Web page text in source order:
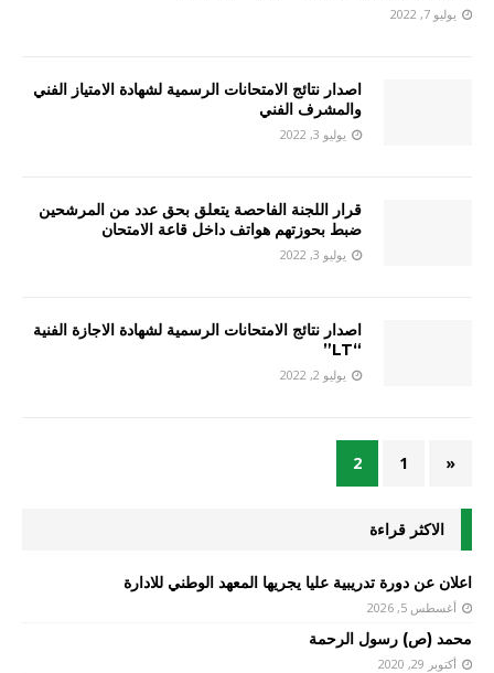
يوليو 7, 2022
اصدار نتائج الامتحانات الرسمية لشهادة الامتياز الفني
والمشرف الفني
يوليو 3, 2022
قرار اللجنة الفاحصة يتعلق بحق عدد من المرشحين
ضبط بحوزتهم هواتف داخل قاعة الامتحان
يوليو 3, 2022
اصدار نتائج الامتحانات الرسمية لشهادة الاجازة الفنية
“LT”
يوليو 2, 2022
«
1
2
الاكثر قراءة
اعلان عن دورة تدريبية عليا يجريها المعهد الوطني للادارة
أغسطس 5, 2026
محمد (ص) رسول الرحمة
أكتوبر 29, 2020